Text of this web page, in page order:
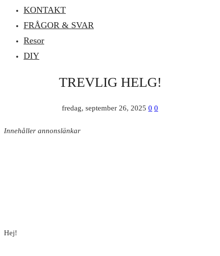
KONTAKT
FRÅGOR & SVAR
Resor
DIY
TREVLIG HELG!
fredag, september 26, 2025 0 0
Innehåller annonslänkar
Hej!